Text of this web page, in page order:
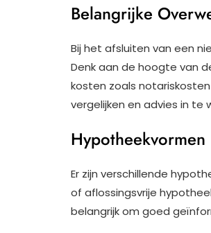
Belangrijke
Bij het afsluiten van een
Denk aan de hoogte van
kosten zoals
vergelijken en advies in te
Hypotheekvormen
Er zijn verschillende
of aflossingsvrije
belangrijk om goed